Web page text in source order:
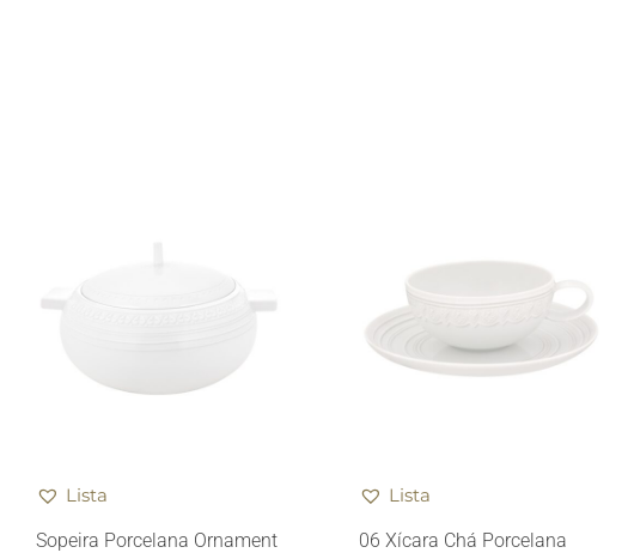
Lista
Sopeira Porcelana Ornament
Lista
06 Xícara Chá Porcelana